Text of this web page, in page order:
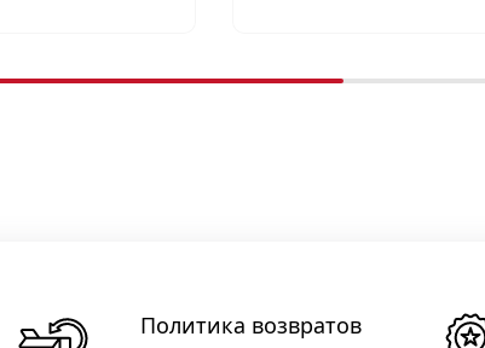
Политика возвратов